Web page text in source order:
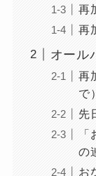
再
再
オール
再
で）
先
の
お